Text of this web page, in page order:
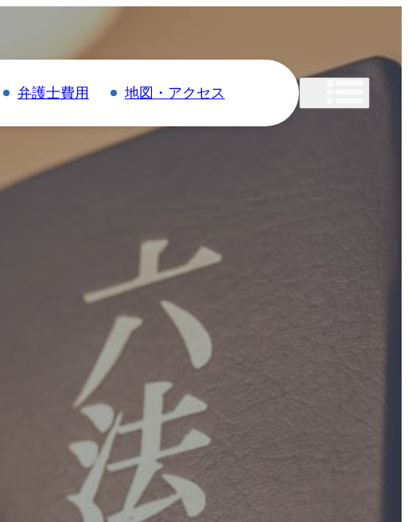
弁護士費用 地図・アクセス